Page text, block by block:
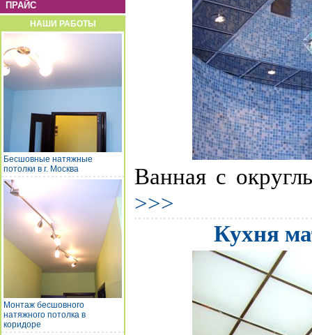
ПРАЙС
НАШИ РАБОТЫ
Бесшовные натяжные
потолки в г. Москва
Монтаж бесшовного
натяжного потолка в
коридоре
Ванная с
>>>
Кухня